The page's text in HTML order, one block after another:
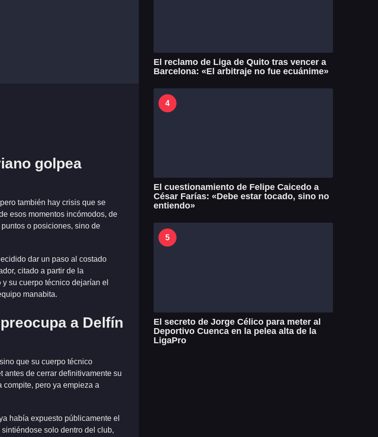
golpea
también hay crisis que se
esos momentos incómodos, de
o posiciones, sino de
dar un paso al costado
citado a partir de la
su cuerpo técnico dejarían el
manabita.
a Delfín
que su cuerpo técnico
antes de cerrar definitivamente su
pero ya empieza a
había expuesto públicamente el
solo dentro del club,
El reclamo de Liga de Quito tras vencer a
Barcelona: «El arbitraje no fue ecuánime»
4
El cuestionamiento de Felipe Caicedo a
César Farías: «Debe estar tocado, sino no
entiendo»
5
El secreto de Jorge Célico para meter al
Deportivo Cuenca en la pelea alta de la
LigaPro